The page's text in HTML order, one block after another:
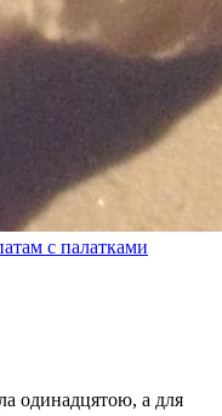
с палатками
одинадцятою, а для